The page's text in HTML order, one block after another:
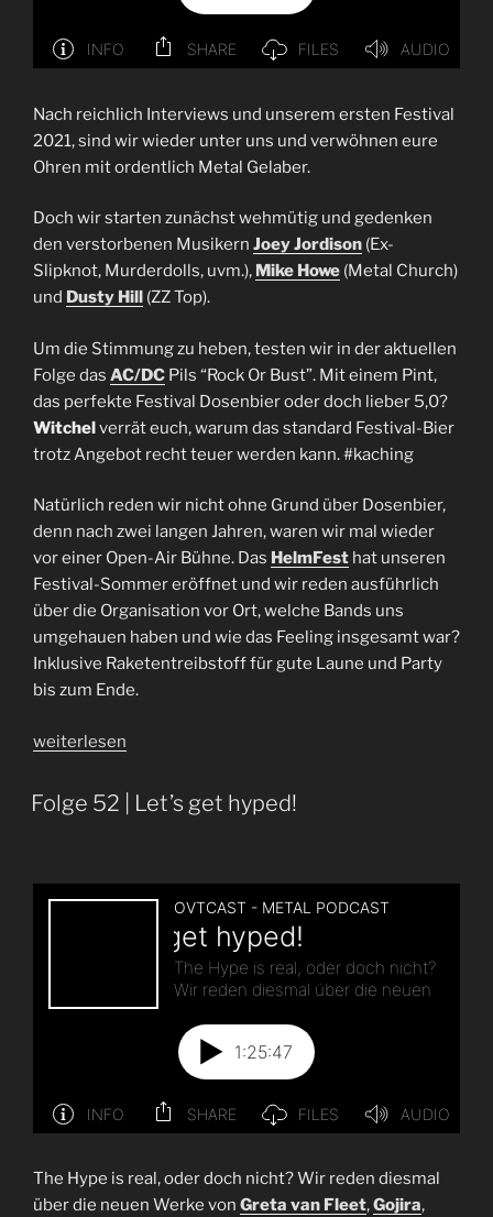
Nach reichlich Interviews und unserem ersten Festival
2021, sind wir wieder unter uns und verwöhnen eure
Ohren mit ordentlich Metal Gelaber.
Doch wir starten zunächst wehmütig und gedenken
den verstorbenen Musikern Joey Jordison (Ex-
Slipknot, Murderdolls, uvm.), Mike Howe (Metal Church)
und Dusty Hill (ZZ Top).
Um die Stimmung zu heben, testen wir in der aktuellen
Folge das AC/DC Pils “Rock Or Bust”. Mit einem Pint,
das perfekte Festival Dosenbier oder doch lieber 5,0?
Witchelverrät euch, warum das standard Festival-Bier
trotz Angebot recht teuer werden kann. #kaching
Natürlich reden wir nicht ohne Grund über Dosenbier,
denn nach zwei langen Jahren, waren wir mal wieder
vor einer Open-Air Bühne. Das HelmFest hat unseren
Festival-Sommer eröffnet und wir reden ausführlich
über die Organisation vor Ort, welche Bands uns
umgehauen haben und wie das Feeling insgesamt war?
Inklusive Raketentreibstoff für gute Laune und Party
bis zum Ende.
„Folge
|
Helmpflicht“
weiterlesen
Folge 52 | Let’s get hyped!
The Hype is real, oder doch nicht? Wir reden diesmal
über die neuen Werke von Greta van Fleet,Gojira,